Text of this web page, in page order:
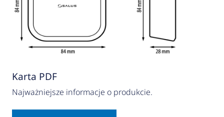
Karta PDF
Najważniejsze informacje o produkcie.